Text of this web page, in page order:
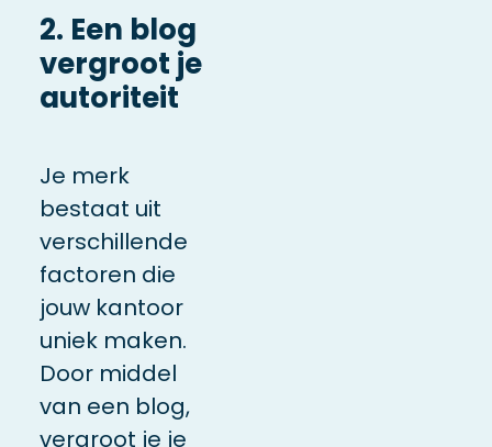
2. Een blog
vergroot je
autoriteit
Je merk
bestaat uit
verschillende
factoren die
jouw kantoor
uniek maken.
Door middel
van een blog,
vergroot je je